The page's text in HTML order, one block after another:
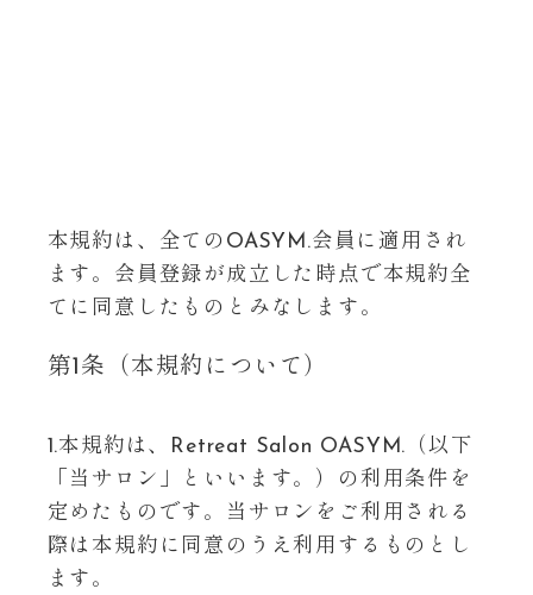
本規約は、全てのOASYM.会員に適用され
ます。会員登録が成立した時点で本規約全
てに同意したものとみなします。
第1条（本規約について）
1.本規約は、Retreat Salon OASYM.（以下
「当サロン」といいます。）の利用条件を
定めたものです。当サロンをご利用される
際は本規約に同意のうえ利用するものとし
ます。